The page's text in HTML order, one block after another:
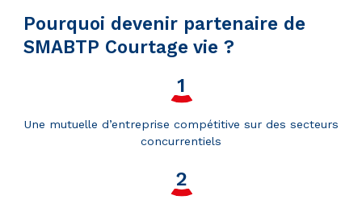
Pourquoi devenir partenaire de
SMABTP Courtage vie ?
Une mutuelle d’entreprise compétitive sur des secteurs
concurrentiels